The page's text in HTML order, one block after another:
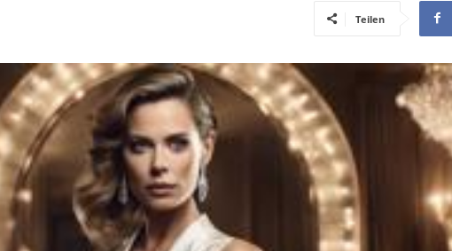
Teilen